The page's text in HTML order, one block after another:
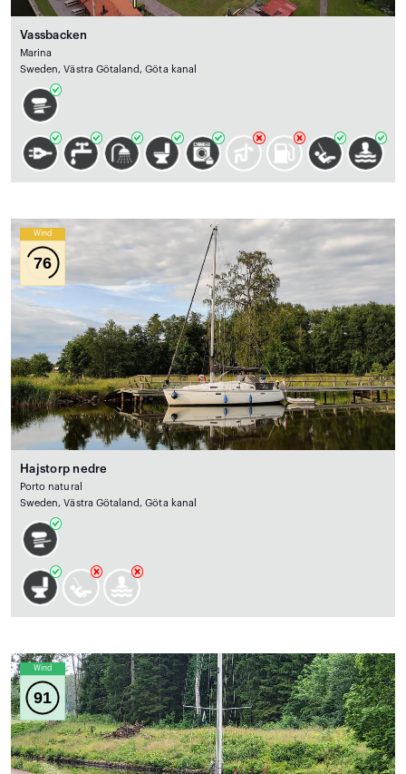
Vassbacken
Marina
Sweden, Västra Götaland, Göta kanal
Wind
76
Hajstorp nedre
Porto natural
Sweden, Västra Götaland, Göta kanal
Wind
91